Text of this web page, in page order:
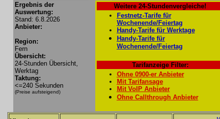
Ergebnis der
Auswertung:
Stand: 6.8.2026
Anbieter:
Region:
Fern
Übersicht:
24-Stunden Übersicht,
Werktag
Taktung:
<=240 Sekunden
(Preise aufsteigend)
Weitere 24-Stundenvergleiche!
Festnetz-Tarife für
Wochenende/Feiertag
Handy-Tarife für Werktage
Handy-Tarife für
Wochenende/Feiertag
Tarifanzeige Filter:
Ohne 0900-er Anbieter
Mit Tarifansage
Mit VoIP Anbieter
Ohne Callthrough Anbieter